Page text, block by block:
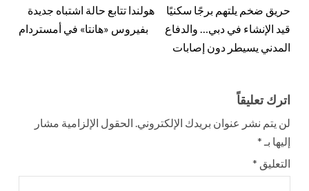
حريق ضخم يلتهم برجًا سكنيًا
قيد الإنشاء في دبي… والدفاع
المدني يسيطر دون إصابات
هولندا تتابع حالة اشتباه جديدة
بفيروس «هانتا» في أمستردام
اترك تعليقاً
لن يتم نشر عنوان بريدك الإلكتروني. الحقول الإلزامية مشار
إليها بـ *
التعليق *